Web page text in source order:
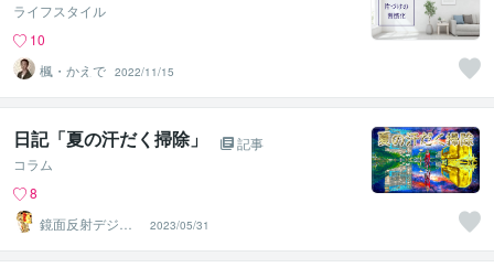
ライフスタイル
10
楓・かえで 2022/11/15
日記「夏の汗だく掃除」
記事
コラム
8
鏡面反射デジタ
ルアート製作所
（鈴木穣）
2023/05/31